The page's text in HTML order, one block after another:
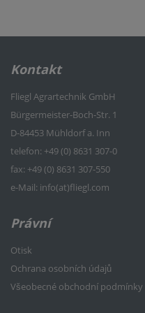
Kontakt
Fliegl Agrartechnik GmbH
Bürgermeister-Boch-Str. 1
D-84453 Mühldorf a. Inn
telefon: +49 (0) 8631 307-0
fax: +49 (0) 8631 307-550
e-Mail: info(at)fliegl.com
Právní
Otisk
Ochrana osobních údajů
Všeobecné obchodní podmínky